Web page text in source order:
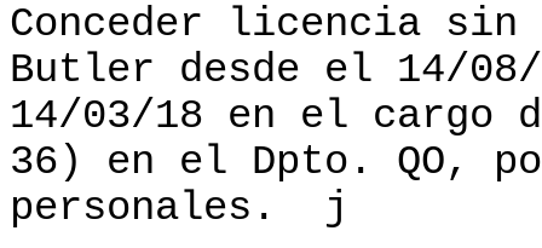
Conceder licencia sin
Butler desde el 14/
14/03/18 en el cargo
36) en el Dpto. QO,
personales.
j